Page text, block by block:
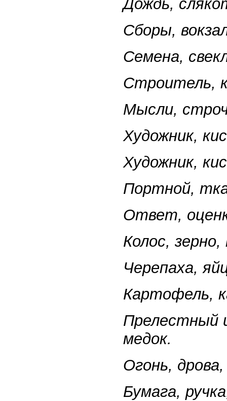
Дождь,
Сборы,
Семена,
Строитель,
Мысли,
Художник,
Художник,
Портной,
Ответ,
Колос,
Черепаха,
Картофель,
Прелестный
медок.
Огонь, дрова,
Бумага,